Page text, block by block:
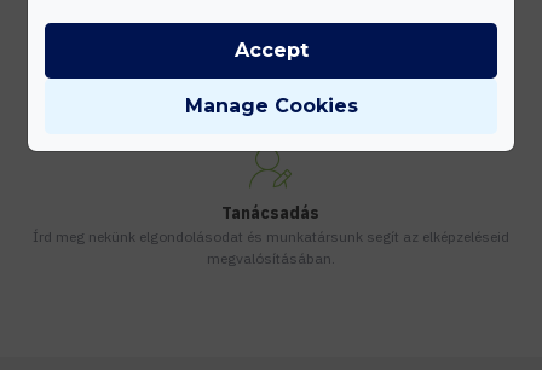
Gyors kiszállítás
Készleten lévő termékeinket akár 24 órán belül megkaphatod!
Tanácsadás
Írd meg nekünk elgondolásodat és munkatársunk segít az elképzeléseid
megvalósításában.
Manage Cookies
Accept